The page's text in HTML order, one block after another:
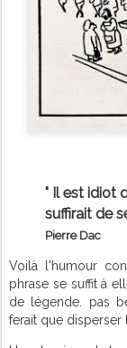
" Il est idiot
suffirait de
Pierre Dac
Voilà l'humour
phrase se suffit à
de légende. pas
ferait que disperser